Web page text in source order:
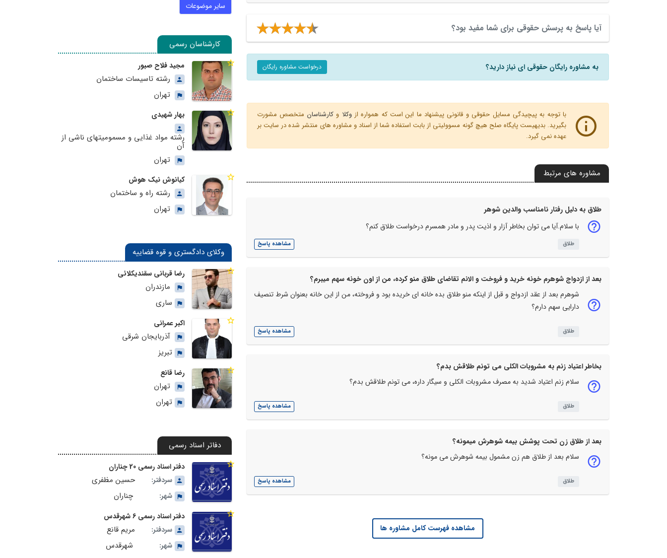
آیا پاسخ به پرسش حقوقی برای شما مفید بود؟
به مشاوره رایگان حقوقی ای نیاز دارید؟ درخواست مشاوره رایگان
با توجه به پیچیدگی مسایل حقوقی و قانونی پیشنهاد ما این است که همواره ازوکلا وکارشناسان متخصص مشورت
بگیرید. بدیهیست پایگاه صلح هیچ گونه مسوولیتی از بابت استفاده شما از اسناد و مشاوره های منتشر شده در سایت بر
عهده نمی گیرد.
مشاوره های مرتبط
طلاق به دلیل رفتار نامناسب والدین شوهر
با سلام.آیا می توان بخاطر آزار و اذیت پدر و مادر همسرم درخواست طلاق کنم؟
طلاق مشاهده پاسخ
بعد از ازدواج شوهرم خونه خرید و فروخت و الانم تقاضای طلاق منو کرده، من از اون خونه سهم میبرم؟
شوهرم بعد از عقد ازدواج و قبل از اینکه منو طلاق بده خانه ای خریده بود و فروخته، من از این خانه بعنوان شرط تنصیف
دارایی سهم دارم؟
طلاق مشاهده پاسخ
بخاطر اعتیاد زنم به مشروبات الکلی می تونم طلاقش بدم؟
سلام زنم اعتیاد شدید به مصرف مشروبات الکلی و سیگار داره، می تونم طلاقش بدم؟
طلاق مشاهده پاسخ
بعد از طلاق زن تحت پوشش بیمه شوهرش میمونه؟
سلام بعد از طلاق هم زن مشمول بیمه شوهرش می مونه؟
طلاق مشاهده پاسخ
مشاهده فهرست کامل مشاوره ها
سایر موضوعات
کارشناسان رسمی
مجید فلاح صبور
رشته تاسیسات ساختمان
تهران
بهار شهیدی
رشته مواد غذایی و مسمومیتهای ناشی از
آن
تهران
کیانوش نیک هوش
رشته راه و ساختمان
تهران
وکلای دادگستری و قوه قضاییه
رضا قربانی سقندیکلائی
مازندران
ساری
اکبر عمرانی
آذربایجان شرقی
تبریز
رضا قانع
تهران
تهران
دفاتر اسناد رسمی
دفتر اسناد رسمی 20 چناران
سردفتر:
حسین مظفری
شهر: چناران
دفتر اسناد رسمی 6 شهرقدس
سردفتر:
مریم قانع
شهر: شهرقدس